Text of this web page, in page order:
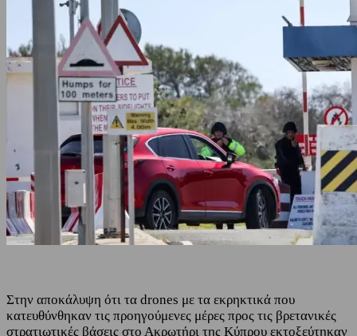
Στην αποκάλυψη ότι τα drones με τα εκρηκτικά που
κατευθύνθηκαν τις προηγούμενες μέρες προς τις βρετανικές
στρατιωτικές βάσεις στο Ακρωτήρι της Κύπρου εκτοξεύτηκαν